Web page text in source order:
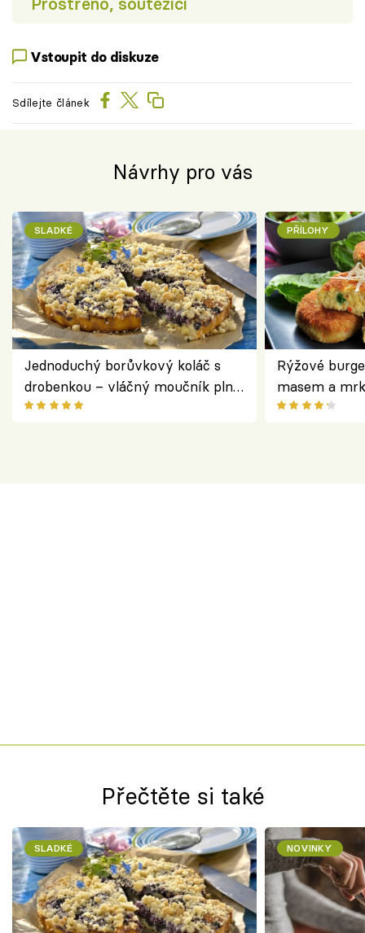
Vstoupit do diskuze
Sdílejte článek
Návrhy pro vás
SLADKÉ
Jednoduchý borůvkový koláč s
drobenkou – vláčný moučník plný
ovoce
PŘÍLOHY
Rýžové
masem a
salátem –
Přečtěte si také
SLADKÉ NOVINKY